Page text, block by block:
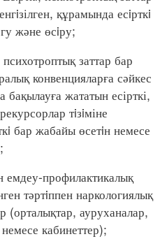
құрамында есiрткi
және өсiру;
заттар бар
конвенцияларға сәйкес
жататын есірткі,
тiзiміне
бар жабайы өсетiн немесе
профилактикалық
тәртiппен наркологиялық
(орталықтар, ауруханалар,
кабинеттер);